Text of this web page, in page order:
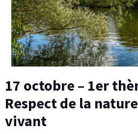
17 octobre – 1er thème :
Respect de la
vivant